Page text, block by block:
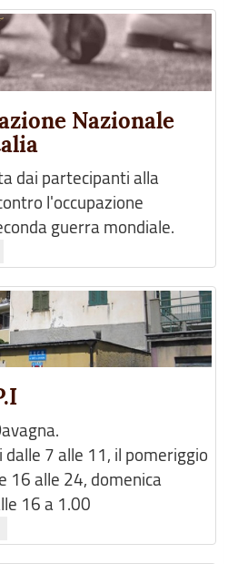
Nazionale
dai partecipanti alla
l'occupazione
guerra mondiale.
7 alle 11, il pomeriggio
16 alle 24, domenica
16 a 1.00